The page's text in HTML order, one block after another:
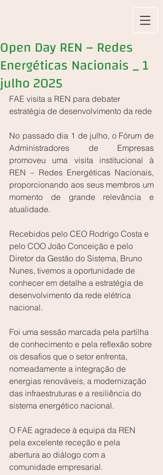
Open Day REN – Redes
Energéticas Nacionais _ 1
julho 2025
FAE visita a REN para debater
estratégia de desenvolvimento da rede
No passado dia 1 de julho, o Fórum de
Administradores de Empresas
promoveu uma visita institucional à
REN – Redes Energéticas Nacionais,
proporcionando aos seus membros um
momento de grande relevância e
atualidade.
Recebidos pelo CEO Rodrigo Costa e
pelo COO João Conceição e pelo
Diretor da Gestão do Sistema, Bruno
Nunes, tivemos a oportunidade de
conhecer em detalhe a estratégia de
desenvolvimento da rede elétrica
nacional.
Foi uma sessão marcada pela partilha
de conhecimento e pela reflexão sobre
os desafios que o setor enfrenta,
nomeadamente a integração de
energias renováveis, a modernização
das infraestruturas e a resiliência do
sistema energético nacional.
O FAE agradece à equipa da REN
pela excelente receção e pela
abertura ao diálogo com a
comunidade empresarial.